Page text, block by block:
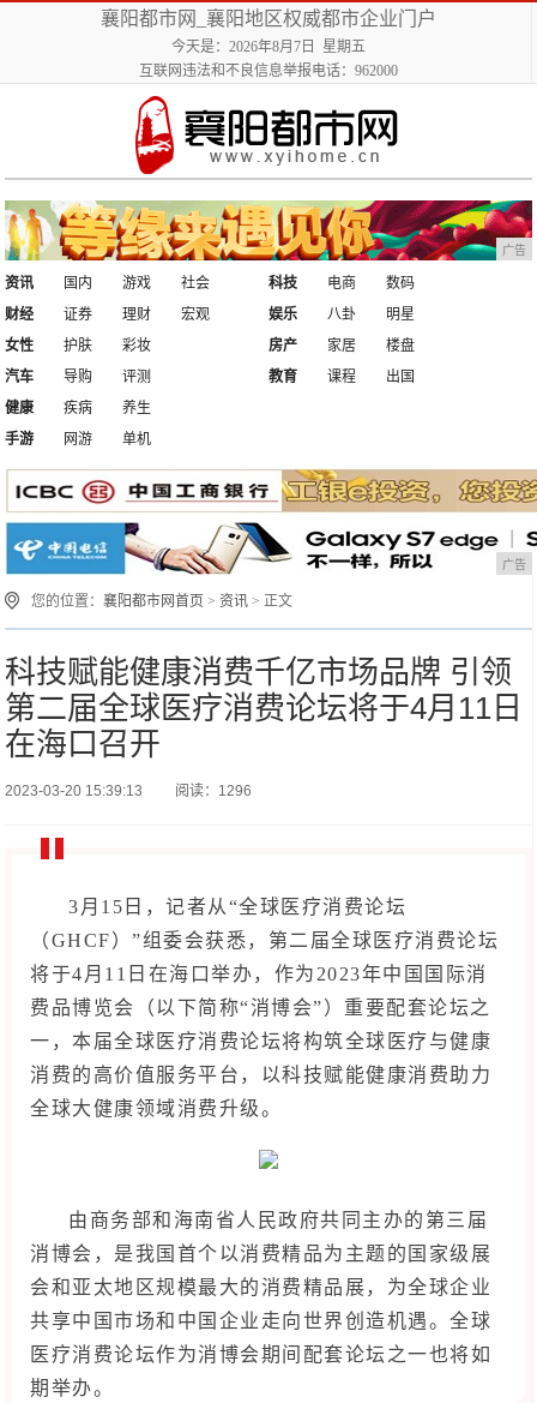
襄阳都市网_襄阳地区权威都市企业门户
今天是：2026年8月7日 星期五
互联网违法和不良信息举报电话：962000
广告
资讯 国内 游戏
社会
财经
证券 理财 宏观
科技 电商
数码
娱乐
八卦
明星
女性
护肤
彩妆
汽车
导购 评测
房产 家居
楼盘
教育
课程
出国
健康
疾病
养生
手游
网游 单机
广告
您的位置：襄阳都市网首页 >资讯 > 正文
科技赋能健康消费千亿市场品牌 引领
第二届全球医疗消费论坛将于4月11日
在海口召开
2023-03-20 15:39:13 阅读：1296
3月15日，记者从“全球医疗消费论坛
（GHCF）”组委会获悉，第二届全球医疗消费论坛
将于4月11日在海口举办，作为2023年中国国际消
费品博览会（以下简称“消博会”）重要配套论坛之
一，本届全球医疗消费论坛将构筑全球医疗与健康
消费的高价值服务平台，以科技赋能健康消费助力
全球大健康领域消费升级。
由商务部和海南省人民政府共同主办的第三届
消博会，是我国首个以消费精品为主题的国家级展
会和亚太地区规模最大的消费精品展，为全球企业
共享中国市场和中国企业走向世界创造机遇。全球
医疗消费论坛作为消博会期间配套论坛之一也将如
期举办。